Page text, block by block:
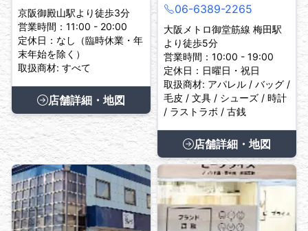
京阪御殿山駅より徒歩3分
営業時間：11:00 - 20:00
定休日：なし（臨時休業・年
末年始を除く）
取扱商材: すべて
店舗詳細・地図
06-6389-2265
大阪メトロ御堂筋線 梅田駅
より徒歩5分
営業時間：10:00 - 19:00
定休日：日曜日・祝日
取扱商材: アパレル / バッグ /
毛皮 / 文具 / シューズ / 時計
/ ラストラボ / 古銭
店舗詳細・地図